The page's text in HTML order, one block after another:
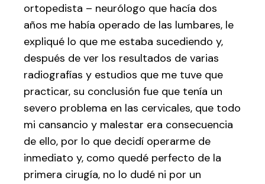
ortopedista – neurólogo que hacía dos
años me había operado de las lumbares, le
expliqué lo que me estaba sucediendo y,
después de ver los resultados de varias
radiografías y estudios que me tuve que
practicar, su conclusión fue que tenía un
severo problema en las cervicales, que todo
mi cansancio y malestar era consecuencia
de ello, por lo que decidí operarme de
inmediato y, como quedé perfecto de la
primera cirugía, no lo dudé ni por un